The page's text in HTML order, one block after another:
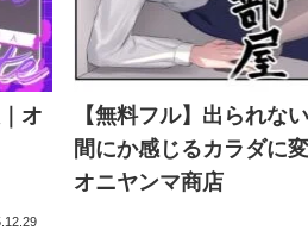
オ
【無料フル】出られな
間にか感じるカラダに
オニヤンマ商店